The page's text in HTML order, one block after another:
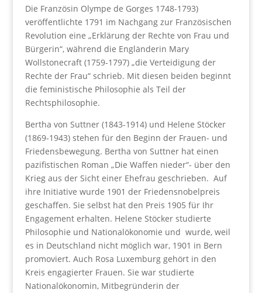
Die Französin Olympe de Gorges 1748-1793)
veröffentlichte 1791 im Nachgang zur Französischen
Revolution eine „Erklärung der Rechte von Frau und
Bürgerin“, während die Engländerin Mary
Wollstonecraft (1759-1797) „die Verteidigung der
Rechte der Frau“ schrieb. Mit diesen beiden beginnt
die feministische Philosophie als Teil der
Rechtsphilosophie.
Bertha von Suttner (1843-1914) und Helene Stöcker
(1869-1943) stehen für den Beginn der Frauen- und
Friedensbewegung. Bertha von Suttner hat einen
pazifistischen Roman „Die Waffen nieder“- über den
Krieg aus der Sicht einer Ehefrau geschrieben. Auf
ihre Initiative wurde 1901 der Friedensnobelpreis
geschaffen. Sie selbst hat den Preis 1905 für Ihr
Engagement erhalten. Helene Stöcker studierte
Philosophie und Nationalökonomie und wurde, weil
es in Deutschland nicht möglich war, 1901 in Bern
promoviert. Auch Rosa Luxemburg gehört in den
Kreis engagierter Frauen. Sie war studierte
Nationalökonomin, Mitbegründerin der